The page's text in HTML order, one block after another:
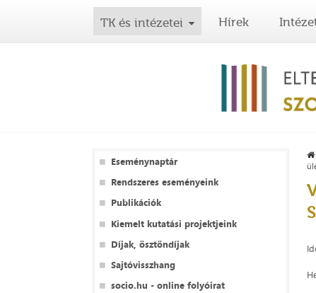
TK és intézetei Hírek
Eseménynaptár
Rendszeres eseményeink
Publikációk
Kiemelt kutatási projektjeink
Díjak, ösztöndíjak
Sajtóvisszhang
socio.hu - online folyóirat